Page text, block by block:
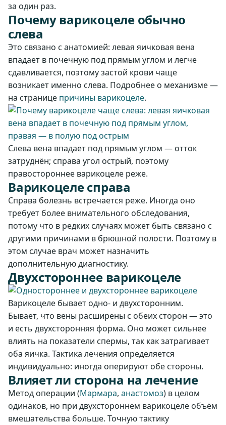
за один раз.
Почему варикоцеле обычно
слева
Это связано с анатомией: левая яичковая вена
впадает в почечную под прямым углом и легче
сдавливается, поэтому застой крови чаще
возникает именно слева. Подробнее о механизме —
на странице причины варикоцеле.
Слева вена впадает под прямым углом — отток
затруднён; справа угол острый, поэтому
правостороннее варикоцеле реже.
Варикоцеле справа
Справа болезнь встречается реже. Иногда оно
требует более внимательного обследования,
потому что в редких случаях может быть связано с
другими причинами в брюшной полости. Поэтому в
этом случае врач может назначить
дополнительную диагностику.
Двухстороннее варикоцеле
Варикоцеле бывает одно- и двухсторонним.
Бывает, что вены расширены с обеих сторон — это
и есть двухсторонняя форма. Оно может сильнее
влиять на показатели спермы, так как затрагивает
оба яичка. Тактика лечения определяется
индивидуально: иногда оперируют обе стороны.
Влияет ли сторона на лечение
Метод операции (Мармара, анастомоз) в целом
одинаков, но при двухстороннем варикоцеле объём
вмешательства больше. Точную тактику